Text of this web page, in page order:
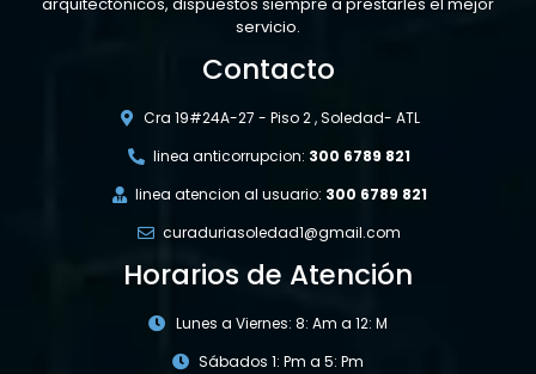
arquitectónicos, dispuestos siempre a prestarles el mejor
servicio.
Contacto
Cra 19#24A-27 - Piso 2 , Soledad- ATL
linea anticorrupcion: 300 6789 821
linea atencion al usuario: 300 6789 821
curaduriasoledad1@gmail.com
Horarios de Atención
Lunes a Viernes: 8: Am a 12: M
Sábados 1: Pm a 5: Pm